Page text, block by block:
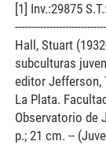
[1] Inv.:29875
Hall, Stuart
subculturas
editor Jefferson,
La Plata.
Observatorio de
p.; 21 cm. --